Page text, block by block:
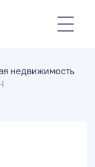
недвижимость